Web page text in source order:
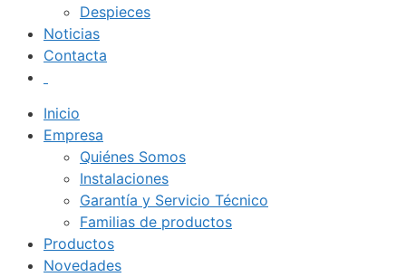
Despieces
Noticias
Contacta
Inicio
Empresa
Quiénes Somos
Instalaciones
Garantía y Servicio Técnico
Familias de productos
Productos
Novedades